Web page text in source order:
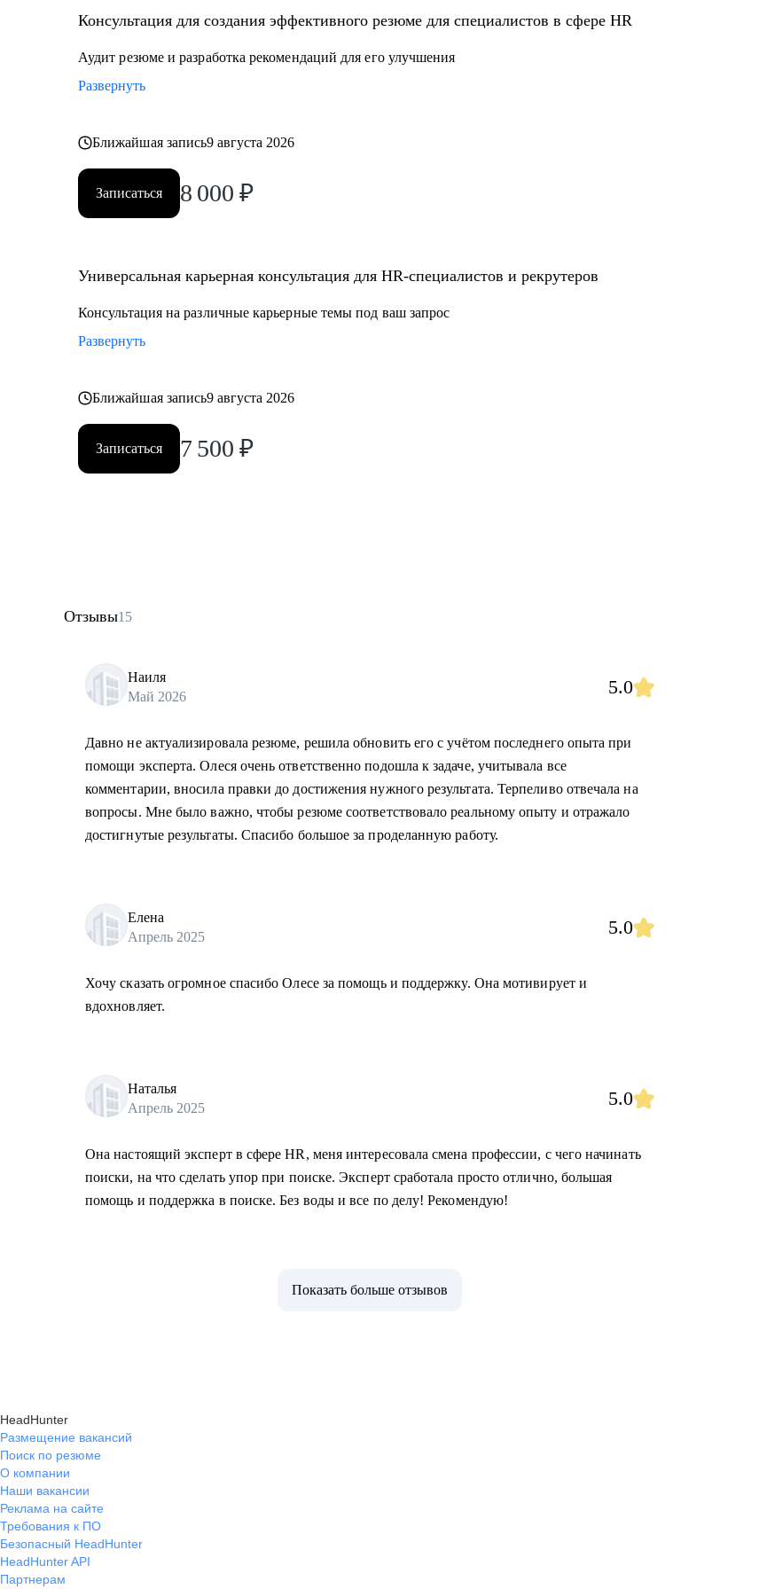
Кому могу помочь:
• HR Generalist-ам, которые хотят перейти в HR BP / People Partner;
Консультация для создания эффективного резюме для специалистов в сфере HR
Аудит резюме и разработка рекомендаций для его улучшения
Развернуть
Ближайшая запись9 августа 2026
Записаться 8 000 ₽
Универсальная карьерная консультация для HR-специалистов и рекрутеров
Консультация на различные карьерные темы под ваш запрос
Развернуть
Ближайшая запись9 августа 2026
Записаться 7 500 ₽
Отзывы15
Наиля
Май 2026
5.0
Давно не актуализировала резюме, решила обновить его с учётом последнего опыта при
помощи эксперта. Олеся очень ответственно подошла к задаче, учитывала все
комментарии, вносила правки до достижения нужного результата. Терпеливо отвечала на
вопросы. Мне было важно, чтобы резюме соответствовало реальному опыту и отражало
достигнутые результаты. Спасибо большое за проделанную работу.
Елена
Апрель 2025
5.0
Хочу сказать огромное спасибо Олесе за помощь и поддержку. Она мотивирует и
вдохновляет.
Наталья
Апрель 2025
5.0
Она настоящий эксперт в сфере HR, меня интересовала смена профессии, с чего начинать
поиски, на что сделать упор при поиске. Эксперт сработала просто отлично, большая
помощь и поддержка в поиске. Без воды и все по делу! Рекомендую!
Показать больше отзывов
HeadHunter
Размещение вакансий
Поиск по резюме
О компании
Наши вакансии
Реклама на сайте
Требования к ПО
Безопасный HeadHunter
HeadHunter API
Партнерам